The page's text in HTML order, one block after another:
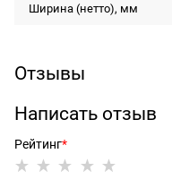
Ширина (нетто), мм
Отзывы
Написать отзыв
Рейтинг